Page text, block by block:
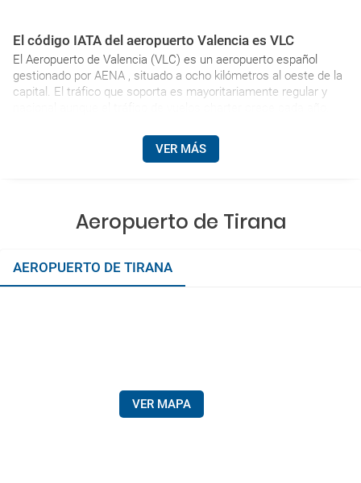
El código IATA del aeropuerto Valencia es VLC
El Aeropuerto de Valencia (VLC) es un aeropuerto español
gestionado por AENA , situado a ocho kilómetros al oeste de la
capital. El tráfico que soporta es mayoritariamente regular y
VER MÁS
Aeropuerto de Tirana
AEROPUERTO DE TIRANA
VER MAPA